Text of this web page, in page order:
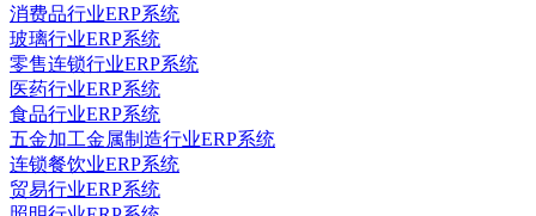
消费品行业ERP系统
玻璃行业ERP系统
零售连锁行业ERP系统
医药行业ERP系统
食品行业ERP系统
五金加工金属制造行业ERP系统
连锁餐饮业ERP系统
贸易行业ERP系统